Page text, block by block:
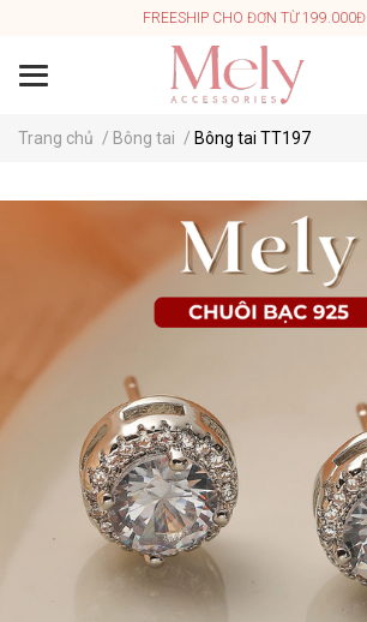
FREESHIP CHO ĐƠN TỪ 199.000Đ
Trang chủ / Bông tai / Bông tai TT197